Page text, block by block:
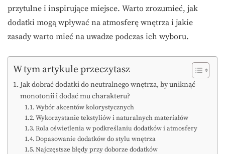
przytulne i inspirujące miejsce. Warto zrozumieć, jak
dodatki mogą wpływać na atmosferę wnętrza i jakie
zasady warto mieć na uwadze podczas ich wyboru.
W tym artykule przeczytasz
Jak dobrać dodatki do neutralnego wnętrza, by uniknąć
monotonii i dodać mu charakteru?
Wybór akcentów kolorystycznych
Wykorzystanie tekstyliów i naturalnych materiałów
Rola oświetlenia w podkreślaniu dodatków i atmosfery
Dopasowanie dodatków do stylu wnętrza
Najczęstsze błędy przy doborze dodatków